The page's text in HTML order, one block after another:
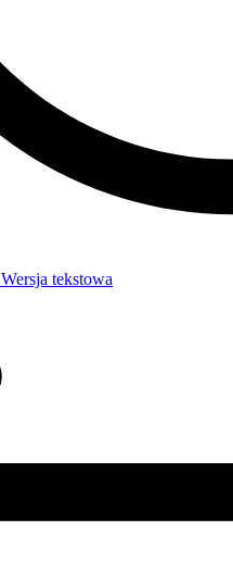
Wersja tekstowa